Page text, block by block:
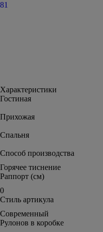
81
Характеристики
Гостиная
Прихожая
Спальня
Способ производства
Горячее тиснение
Раппорт (см)
0
Стиль артикула
Современный
Рулонов в коробке